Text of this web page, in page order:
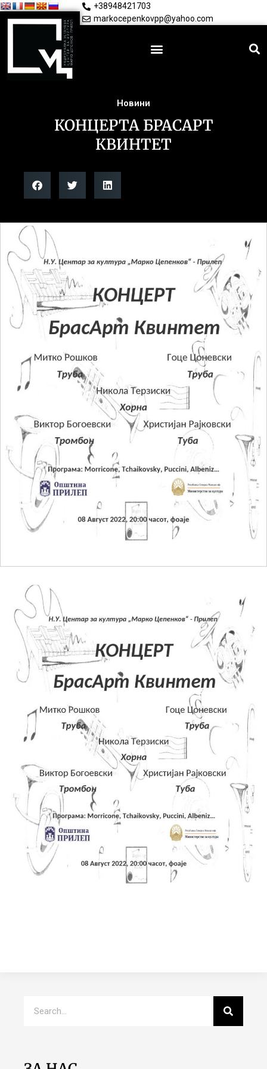
+38948421703
markocepenkovpp@yahoo.com
Новини
КОНЦЕРТА БРАСАРТ
КВИНТЕТ